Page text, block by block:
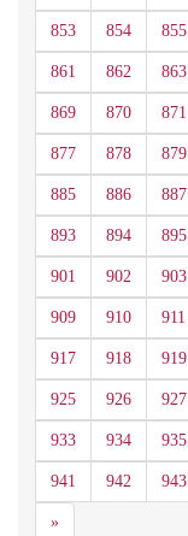
853 854 855
861 862 863
869 870 871
877 878 879
885 886 887
893 894 895
901 902 903
909 910 911
917 918 919
925 926 927
933 934 935
941 942 943
»Siguiente